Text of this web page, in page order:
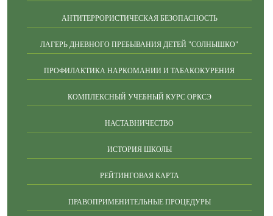
АНТИТЕРРОРИСТИЧЕСКАЯ БЕЗОПАСНОСТЬ
ЛАГЕРЬ ДНЕВНОГО ПРЕБЫВАНИЯ ДЕТЕЙ "СОЛНЫШКО"
ПРОФИЛАКТИКА НАРКОМАНИИ И ТАБАКОКУРЕНИЯ
КОМПЛЕКСНЫЙ УЧЕБНЫЙ КУРС ОРКСЭ
НАСТАВНИЧЕСТВО
ИСТОРИЯ ШКОЛЫ
РЕЙТИНГОВАЯ КАРТА
ПРАВОПРИМЕНИТЕЛЬНЫЕ ПРОЦЕДУРЫ